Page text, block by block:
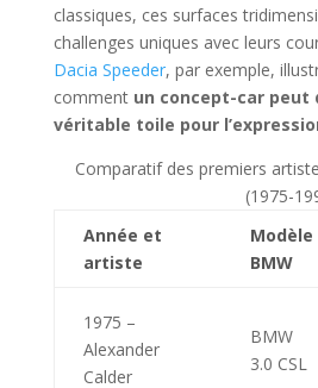
classiques, ces surfaces
challenges uniques avec leurs
Dacia Speeder, par exemple,
comment un concept-car peut
véritable toile pour
Comparatif des premiers
(1975-
Année et
artiste
Modèle
BMW
1975 –
Alexander
Calder
BMW
3.0 CSL